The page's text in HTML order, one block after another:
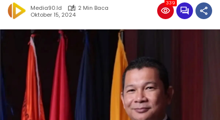
Media90.id
2 Min Baca
Oktober 15, 2024
339